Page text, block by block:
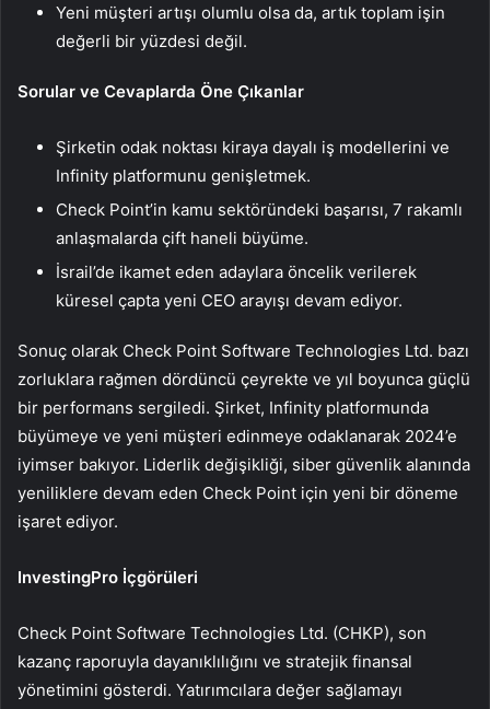
Yeni müşteri artışı olumlu olsa da, artık toplam işin
değerli bir yüzdesi değil.
Sorular ve Cevaplarda Öne Çıkanlar
Şirketin odak noktası kiraya dayalı iş modellerini ve
Infinity platformunu genişletmek.
Check Point’in kamu sektöründeki başarısı, 7 rakamlı
anlaşmalarda çift haneli büyüme.
İsrail’de ikamet eden adaylara öncelik verilerek
küresel çapta yeni CEO arayışı devam ediyor.
Sonuç olarak Check Point Software Technologies Ltd. bazı
zorluklara rağmen dördüncü çeyrekte ve yıl boyunca güçlü
bir performans sergiledi. Şirket, Infinity platformunda
büyümeye ve yeni müşteri edinmeye odaklanarak 2024’e
iyimser bakıyor. Liderlik değişikliği, siber güvenlik alanında
yeniliklere devam eden Check Point için yeni bir döneme
işaret ediyor.
InvestingPro İçgörüleri
Check Point Software Technologies Ltd. (CHKP), son
kazanç raporuyla dayanıklılığını ve stratejik finansal
yönetimini gösterdi. Yatırımcılara değer sağlamayı